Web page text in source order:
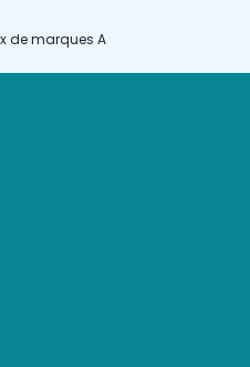
de marques A